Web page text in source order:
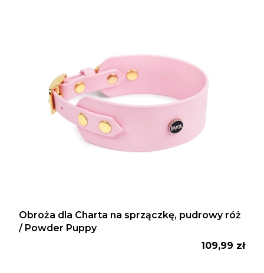
Obroża dla Charta na sprzączkę, pudrowy róż
/ Powder Puppy
Cena
109,99 zł